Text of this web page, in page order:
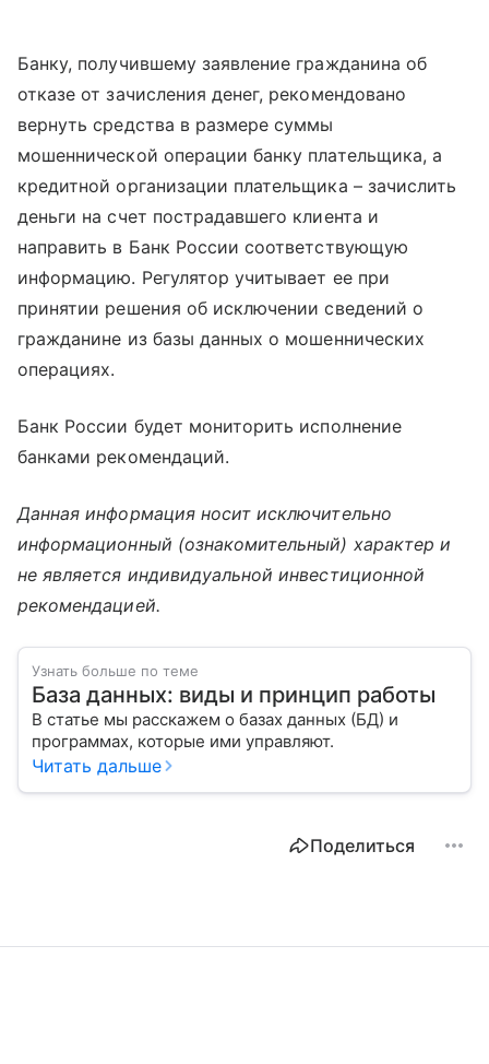
Банку, получившему заявление гражданина об
отказе от зачисления денег, рекомендовано
вернуть средства в размере суммы
мошеннической операции банку плательщика, а
кредитной организации плательщика – зачислить
деньги на счет пострадавшего клиента и
направить в Банк России соответствующую
информацию. Регулятор учитывает ее при
принятии решения об исключении сведений о
гражданине из базы данных о мошеннических
операциях.
Банк России будет мониторить исполнение
банками рекомендаций.
Данная информация носит исключительно
информационный (ознакомительный) характер и
не является индивидуальной инвестиционной
рекомендацией.
Узнать больше по теме
База данных: виды и принцип работы
В статье мы расскажем о базах данных (БД) и
программах, которые ими управляют.
Читать дальше
Поделиться